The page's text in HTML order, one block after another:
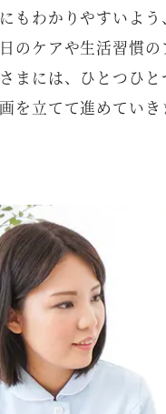
もわかりやすいよ
のケアや生活習慣の
まには、ひとつひ
を立てて進めていき